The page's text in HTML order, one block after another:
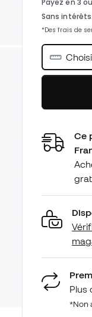
Ce
Plus
*Non